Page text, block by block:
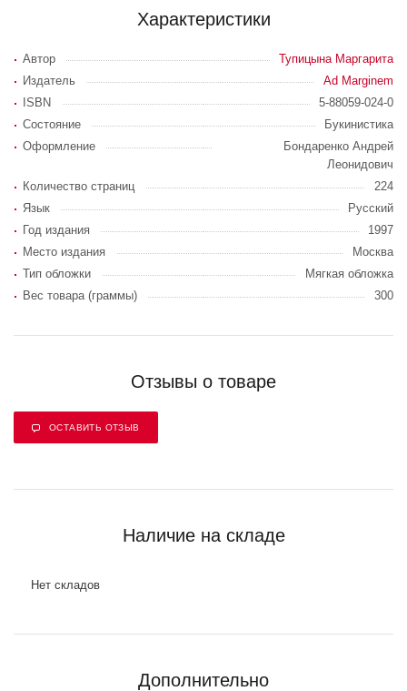
Характеристики
Автор
Тупицына Маргарита
Издатель
Ad Marginem
ISBN
5-88059-024-0
Состояние
Букинистика
Оформление
Бондаренко Андрей
Леонидович
Количество страниц
224
Язык
Русский
Год издания
1997
Место издания
Москва
Тип обложки
Мягкая обложка
Вес товара (граммы)
300
Отзывы о товаре
ОСТАВИТЬ ОТЗЫВ
Наличие на складе
Нет складов
Дополнительно